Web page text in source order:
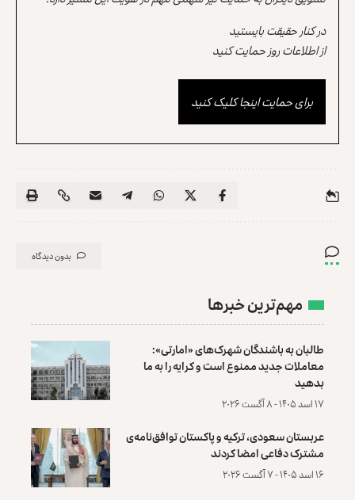
در کنار حقیقت بایستید
از اطلاعات روز حمایت کنید
برای حمایت اینجا کلیک کنید
بدون دیدگاه
مهم‌ترین خبرها
طالبان به باشندگان شهرک‌های «امارتی»:
معاملات جدید ممنوع است و کرایه را به ما
بدهید
۱۷ اسد ۱۴۰۵ - ۸ آگست ۲۰۲۶
عربستان سعودی، ترکیه و پاکستان توافق‌نامه‌ی
مشترک دفاعی امضا کردند
۱۶ اسد ۱۴۰۵ - ۷ آگست ۲۰۲۶